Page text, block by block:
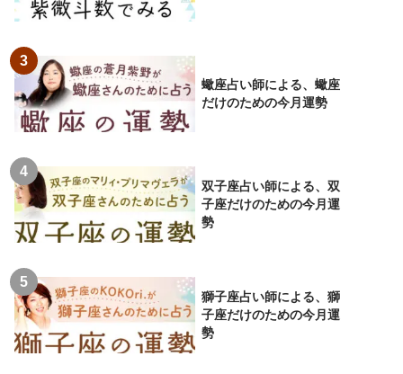
蠍座占い師による、蠍座
だけのための今月運勢
双子座占い師による、双
子座だけのための今月運
勢
獅子座占い師による、獅
子座だけのための今月運
勢